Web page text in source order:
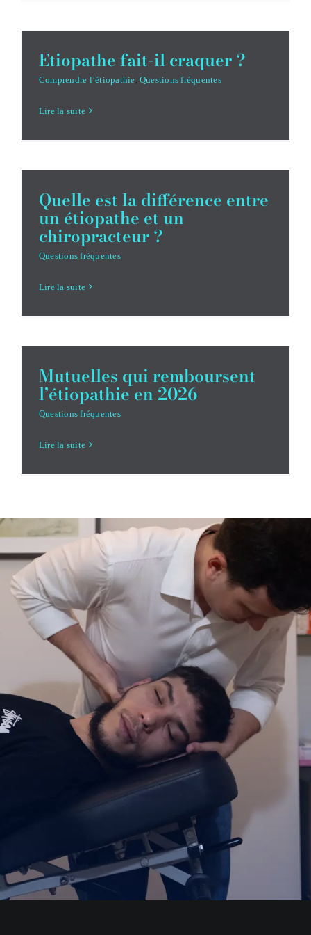
Etiopathe fait-il craquer ?
Comprendre l’étiopathie Questions fréquentes
Lire la suite
Quelle est la différence entre
un étiopathe et un
chiropracteur ?
Questions fréquentes
Lire la suite
Mutuelles qui remboursent
l’étiopathie en 2026
Questions fréquentes
Lire la suite